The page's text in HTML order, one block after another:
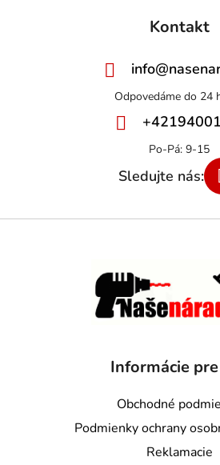
Kontakt
info@
Informácie
Obchodné
Podmienky ochrany
Reklamacie